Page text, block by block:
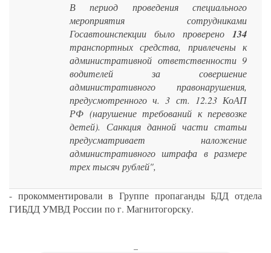
В период проведения специального
мероприятия сотрудниками
Госавтоинспекции было проверено 134
транспортных средства, привлечены к
административной ответственности 9
водителей за совершение
административного правонарушения,
предусмотренного ч. 3 ст. 12.23 КоАП
РФ (нарушение требований к перевозке
детей). Санкция данной части статьи
предусматривает наложение
административного штрафа в размере
трех тысяч рублей",
- прокомментировали в Группе пропаганды БДД отдела
ГИБДД УМВД России по г. Магнитогорску.